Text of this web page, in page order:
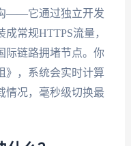
——它通过独立开发
常规HTTPS流量，
际链路拥堵节点。你
》，系统会实时计算
情况，毫秒级切换最